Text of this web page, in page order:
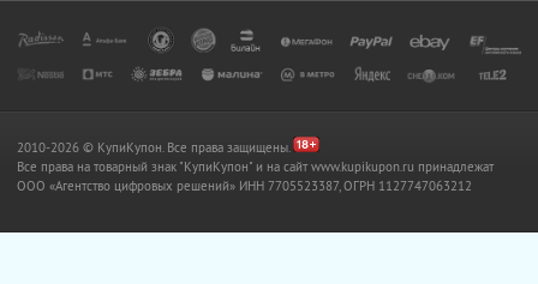
2010-2026 © КупиКупон. Все права защищены.
Все права на товарный знак "КупиКупон" и на сайт www.kupikupon.ru принадлежат
OOO «Агентство цифровых решений» ИНН 7705523387, ОГРН 1127747063212